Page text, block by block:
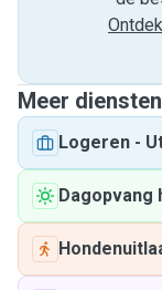
Meer
Logeren -
Dagopvang